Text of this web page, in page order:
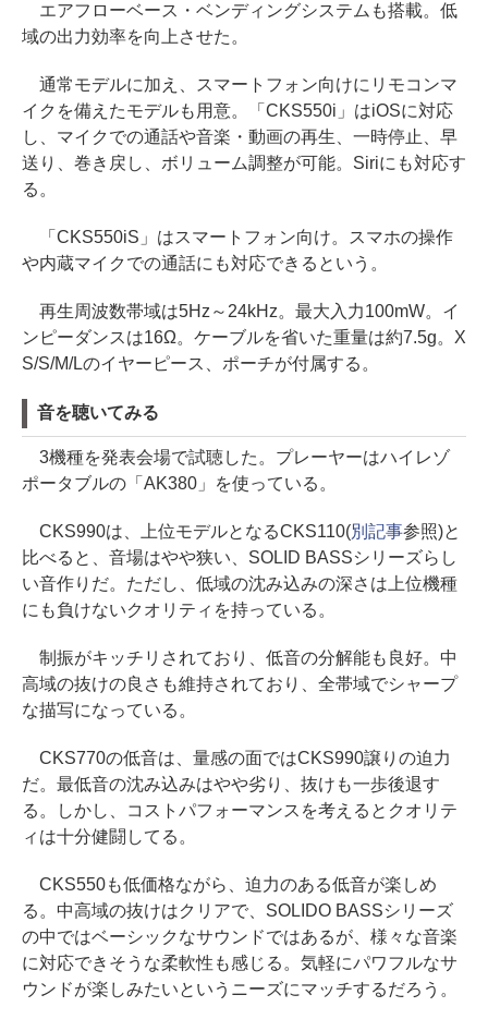
エアフローベース・ベンディングシステムも搭載。低
域の出力効率を向上させた。
通常モデルに加え、スマートフォン向けにリモコンマ
イクを備えたモデルも用意。「CKS550i」はiOSに対応
し、マイクでの通話や音楽・動画の再生、一時停止、早
送り、巻き戻し、ボリューム調整が可能。Siriにも対応す
る。
「CKS550iS」はスマートフォン向け。スマホの操作
や内蔵マイクでの通話にも対応できるという。
再生周波数帯域は5Hz～24kHz。最大入力100mW。イ
ンピーダンスは16Ω。ケーブルを省いた重量は約7.5g。X
S/S/M/Lのイヤーピース、ポーチが付属する。
音を聴いてみる
3機種を発表会場で試聴した。プレーヤーはハイレゾ
ポータブルの「AK380」を使っている。
CKS990は、上位モデルとなるCKS110(別記事参照)と
比べると、音場はやや狭い、SOLID BASSシリーズらし
い音作りだ。ただし、低域の沈み込みの深さは上位機種
にも負けないクオリティを持っている。
制振がキッチリされており、低音の分解能も良好。中
高域の抜けの良さも維持されており、全帯域でシャープ
な描写になっている。
CKS770の低音は、量感の面ではCKS990譲りの迫力
だ。最低音の沈み込みはやや劣り、抜けも一歩後退す
る。しかし、コストパフォーマンスを考えるとクオリテ
ィは十分健闘してる。
CKS550も低価格ながら、迫力のある低音が楽しめ
る。中高域の抜けはクリアで、SOLIDO BASSシリーズ
の中ではベーシックなサウンドではあるが、様々な音楽
に対応できそうな柔軟性も感じる。気軽にパワフルなサ
ウンドが楽しみたいというニーズにマッチするだろう。